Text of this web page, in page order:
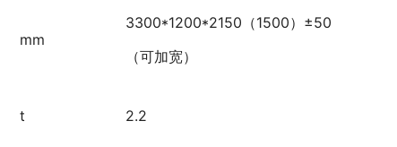
mm
3300*1200*2150（1500）±50
（可加宽）
t 2.2